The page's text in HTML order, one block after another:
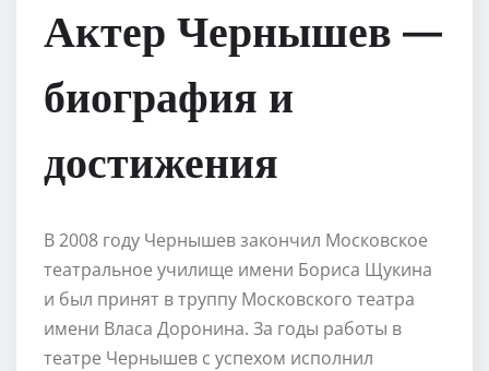
Актер Чернышев —
биография и
достижения
В 2008 году Чернышев закончил Московское
театральное училище имени Бориса Щукина
и был принят в труппу Московского театра
имени Власа Доронина. За годы работы в
театре Чернышев с успехом исполнил